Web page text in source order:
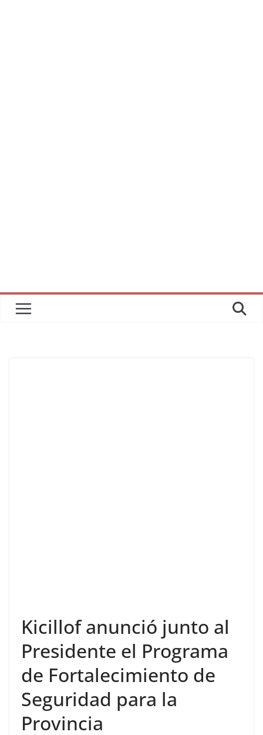
Kicillof anunció junto al
Presidente el Programa
de Fortalecimiento de
Seguridad para la
Provincia